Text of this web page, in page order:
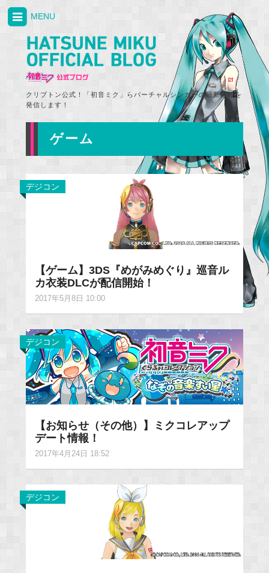
クリプトン公式！「初音ミク」らバーチャルシンガーの最新情報を
発信します！
MENU
ゲーム
デジコン
【ゲーム】3DS『めがみめぐり』巡音ル
カ衣装DLCが配信開始！
2017年5月8日 10:00
デジコン
【お知らせ（その他）】ミクコレアップ
デート情報！
2017年4月24日 18:52
デジコン